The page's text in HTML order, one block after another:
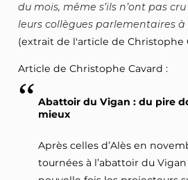
du mois, même s’ils n’ont pas
leurs collègues parlementaires
(extrait de l'article de Christophe
Article de Christophe Cavard :
Abattoir du Vigan : du pire
mieux
Après celles d’Alès en
tournées à l’abattoir du